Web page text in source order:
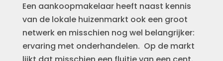
Een aankoopmakelaar heeft naast kennis
van de lokale huizenmarkt ook een groot
netwerk en misschien nog wel belangrijker:
ervaring met onderhandelen. Op de markt